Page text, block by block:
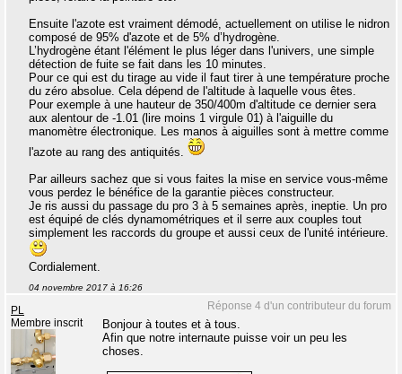
Ensuite l'azote est vraiment démodé, actuellement on utilise le nidron
composé de 95% d'azote et de 5% d’hydrogène.
L’hydrogène étant l'élément le plus léger dans l'univers, une simple
détection de fuite se fait dans les 10 minutes.
Pour ce qui est du tirage au vide il faut tirer à une température proche
du zéro absolue. Cela dépend de l'altitude à laquelle vous êtes.
Pour exemple à une hauteur de 350/400m d'altitude ce dernier sera
aux alentour de -1.01 (lire moins 1 virgule 01) à l'aiguille du
manomètre électronique. Les manos à aiguilles sont à mettre comme
l'azote au rang des antiquités.
Par ailleurs sachez que si vous faites la mise en service vous-même
vous perdez le bénéfice de la garantie pièces constructeur.
Je ris aussi du passage du pro 3 à 5 semaines après, ineptie. Un pro
est équipé de clés dynamométriques et il serre aux couples tout
simplement les raccords du groupe et aussi ceux de l'unité intérieure.
Cordialement.
04 novembre 2017 à 16:26
Réponse 4 d'un contributeur du forum
PL
Membre inscrit
Bonjour à toutes et à tous.
Afin que notre internaute puisse voir un peu les
choses.